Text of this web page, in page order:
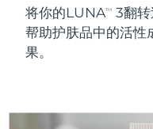
将你的LUNATM
3翻转
帮助护肤品中的活性
果。
For men,
UFO™
Near-
issa™ 4
issa™
FAQ™ 抗老护理
文莱
保加利亚